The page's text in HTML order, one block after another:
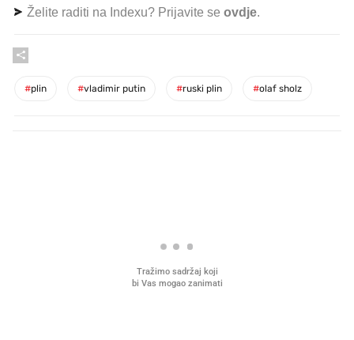
Želite raditi na Indexu? Prijavite se ovdje.
#plin #vladimir putin #ruski plin #olaf sholz